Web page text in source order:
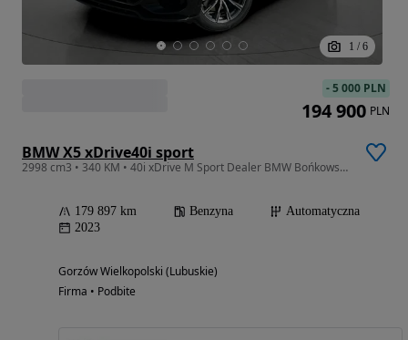
1 / 6
BMW X5 xDrive40i sport
2998 cm3 • 340 KM • 40i xDrive M Sport Dealer BMW Bońkowscy Gorzów Wlkp.
179 897 km Benzyna
Automatyczna
2023
Gorzów Wielkopolski (Lubuskie)
Firma • Podbite
-5 000 PLN
194 900 PLN